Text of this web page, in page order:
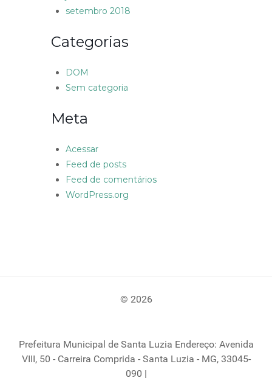
setembro 2018
Categorias
DOM
Sem categoria
Meta
Acessar
Feed de posts
Feed de comentários
WordPress.org
© 2026
Prefeitura Municipal de Santa Luzia Endereço: Avenida
VIII, 50 - Carreira Comprida - Santa Luzia - MG, 33045-
090 |